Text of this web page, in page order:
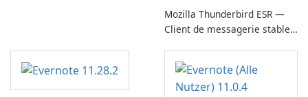
Mozilla Thunderbird ESR —
Client de messagerie stable,
l’entreprise